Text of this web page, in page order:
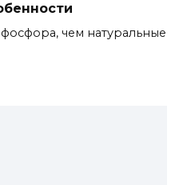
чем натуральные